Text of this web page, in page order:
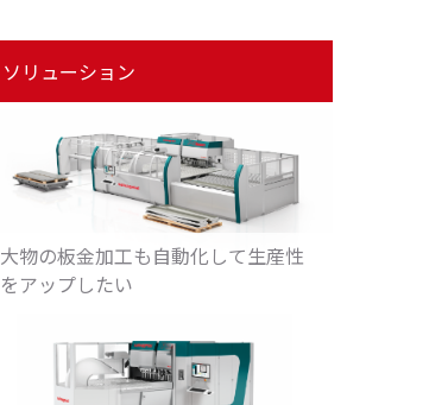
ソリューション
大物の板金加工も自動化して生産性
をアップしたい